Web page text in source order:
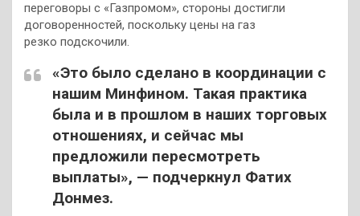
переговоры с «Газпромом», стороны достигли
договоренностей, поскольку цены на газ
резко подскочили.
«Это было сделано в координации с
нашим Минфином. Такая практика
была и в прошлом в наших торговых
отношениях, и сейчас мы
предложили пересмотреть
выплаты», — подчеркнул Фатих
Донмез.